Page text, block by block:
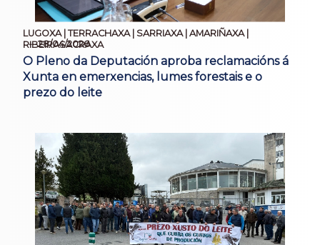
LUGOXA | TERRACHAXA | SARRIAXA | AMARIÑAXA |
RIBEIRASACRAXA
28/04/2026
O Pleno da Deputación aproba reclamacións á
Xunta en emerxencias, lumes forestais e o
prezo do leite